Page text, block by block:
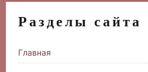
Разделы сайта
Главная